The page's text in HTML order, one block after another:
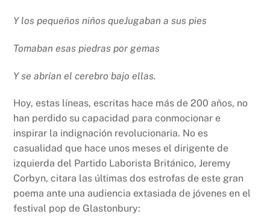
Y los pequeños niños queJugaban a sus pies
Tomaban esas piedras por gemas
Y se abrían el cerebro bajo ellas.
Hoy, estas líneas, escritas hace más de 200 años, no
han perdido su capacidad para conmocionar e
inspirar la indignación revolucionaria. No es
casualidad que hace unos meses el dirigente de
izquierda del Partido Laborista Británico, Jeremy
Corbyn, citara las últimas dos estrofas de este gran
poema ante una audiencia extasiada de jóvenes en el
festival pop de Glastonbury: